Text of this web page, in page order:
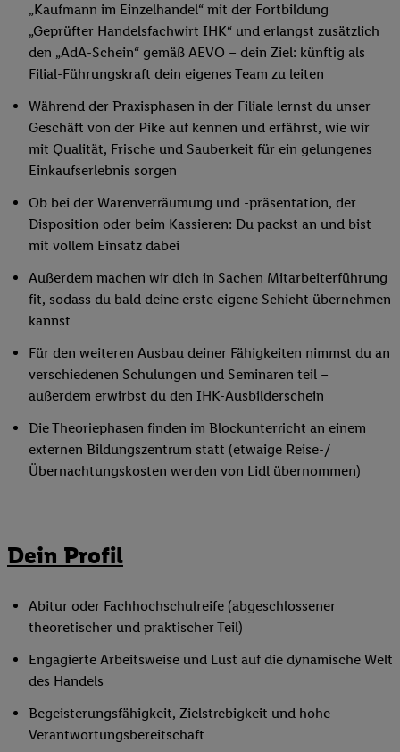
„Kaufmann im Einzelhandel“ mit der Fortbildung
„Geprüfter Handelsfachwirt IHK“ und erlangst zusätzlich
den „AdA-Schein“ gemäß AEVO – dein Ziel: künftig als
Filial-Führungskraft dein eigenes Team zu leiten
Während der Praxisphasen in der Filiale lernst du unser
Geschäft von der Pike auf kennen und erfährst, wie wir
mit Qualität, Frische und Sauberkeit für ein gelungenes
Einkaufserlebnis sorgen
Ob bei der Warenverräumung und -präsentation, der
Disposition oder beim Kassieren: Du packst an und bist
mit vollem Einsatz dabei
Außerdem machen wir dich in Sachen Mitarbeiterführung
fit, sodass du bald deine erste eigene Schicht übernehmen
kannst
Für den weiteren Ausbau deiner Fähigkeiten nimmst du an
verschiedenen Schulungen und Seminaren teil –
außerdem erwirbst du den IHK-Ausbilderschein
Die Theoriephasen finden im Blockunterricht an einem
externen Bildungszentrum statt (etwaige Reise-/
Übernachtungskosten werden von Lidl übernommen)
Dein Profil
Abitur oder Fachhochschulreife (abgeschlossener
theoretischer und praktischer Teil)
Engagierte Arbeitsweise und Lust auf die dynamische Welt
des Handels
Begeisterungsfähigkeit, Zielstrebigkeit und hohe
Verantwortungsbereitschaft